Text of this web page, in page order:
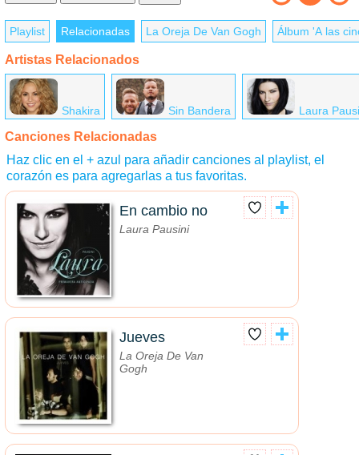
Playlist Relacionadas La Oreja De Van Gogh Álbum 'A las
Artistas Relacionados
Shakira Sin Bandera Laura
Canciones Relacionadas
Haz clic en el + azul para añadir canciones al playlist, el
corazón es para agregarlas a tus favoritas.
En cambio no
Laura Pausini
Jueves
La Oreja De Van
Gogh